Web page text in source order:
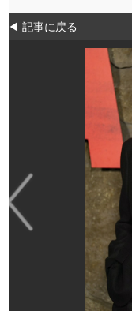
◀ 記事に戻る